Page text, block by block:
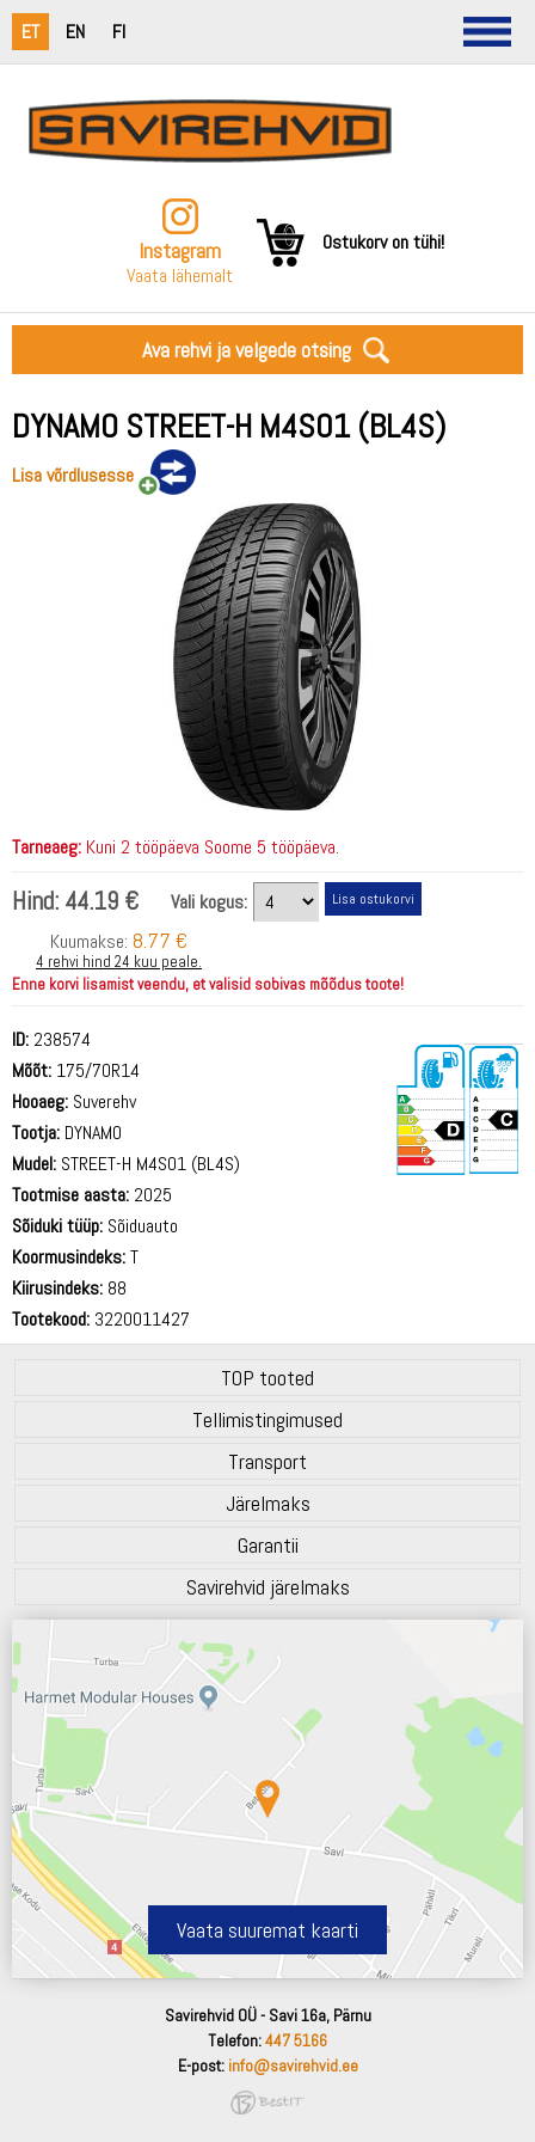
ET EN FI
Instagram
Vaata lähemalt
Ostukorv on tühi!
Ava rehvi ja velgede otsing
DYNAMO STREET-H M4S01 (BL4S)
Lisa võrdlusesse
Tarneaeg: Kuni 2 tööpäeva Soome 5 tööpäeva.
Hind: 44.19 €
Vali kogus:
Kuumakse: 8.77 €
4 rehvi hind 24 kuu peale.
Enne korvi lisamist veendu, et valisid sobivas mõõdus toote!
ID: 238574
Mõõt: 175/70R14
Hooaeg: Suverehv
Tootja: DYNAMO
Mudel: STREET-H M4S01 (BL4S)
Tootmise aasta: 2025
Sõiduki tüüp: Sõiduauto
Koormusindeks:T
Kiirusindeks: 88
Tootekood: 3220011427
TOP tooted
Tellimistingimused
Transport
Järelmaks
Garantii
Savirehvid järelmaks
Vaata suuremat kaarti
Savirehvid OÜ - Savi 16a, Pärnu
Telefon:447 5166
E-post: info@savirehvid.ee